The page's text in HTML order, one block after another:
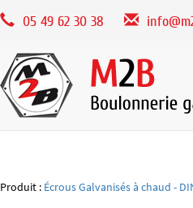
05 49 62 30 38
Produit : Écrous Galvanisés à chaud -